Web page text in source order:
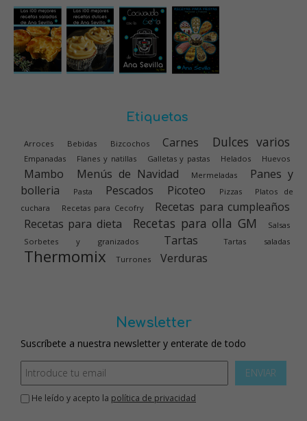
Etiquetas
Arroces Bebidas Bizcochos Carnes Dulces varios
Empanadas Flanes y natillas Galletas y pastas Helados Huevos
Mambo Menús de Navidad Mermeladas
Panes y
bolleria
Pasta Pescados Picoteo Pizzas
Platos de
cuchara
Recetas para Cecofry
Recetas para cumpleaños
Recetas para dieta
Recetas para olla GM
Salsas
Sorbetes y granizados
Tartas Tartas saladas
Thermomix Turrones Verduras
Newsletter
Suscríbete a nuestra newsletter y enterate de todo
ENVIAR
He leído y acepto la política de privacidad